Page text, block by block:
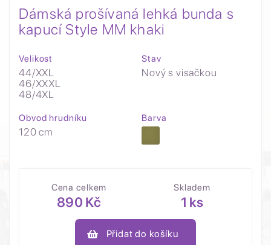
Dámská prošívaná lehká bunda s
kapucí Style MM khaki
Velikost
44/XXL
46/XXXL
48/4XL
Stav
Nový s visačkou
Obvod hrudníku
120 cm
Barva
Cena celkem
890 Kč
Skladem
1 ks
Přidat do košíku